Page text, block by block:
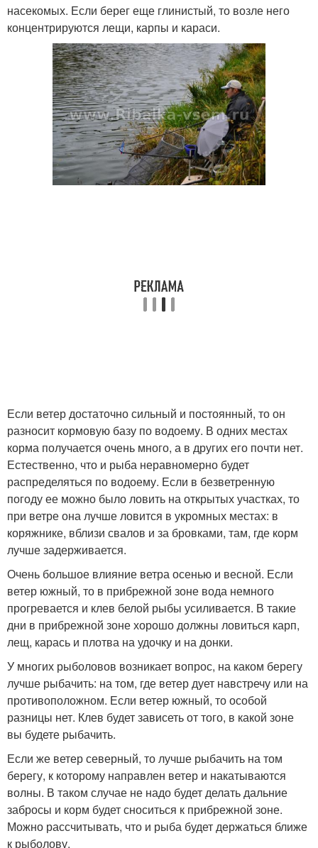
насекомых. Если берег еще глинистый, то возле него
концентрируются лещи, карпы и караси.
Если ветер достаточно сильный и постоянный, то он
разносит кормовую базу по водоему. В одних местах
корма получается очень много, а в других его почти нет.
Естественно, что и рыба неравномерно будет
распределяться по водоему. Если в безветренную
погоду ее можно было ловить на открытых участках, то
при ветре она лучше ловится в укромных местах: в
коряжнике, вблизи свалов и за бровками, там, где корм
лучше задерживается.
Очень большое влияние ветра осенью и весной. Если
ветер южный, то в прибрежной зоне вода немного
прогревается и клев белой рыбы усиливается. В такие
дни в прибрежной зоне хорошо должны ловиться карп,
лещ, карась и плотва на удочку и на донки.
У многих рыболовов возникает вопрос, на каком берегу
лучше рыбачить: на том, где ветер дует навстречу или на
противоположном. Если ветер южный, то особой
разницы нет. Клев будет зависеть от того, в какой зоне
вы будете рыбачить.
Если же ветер северный, то лучше рыбачить на том
берегу, к которому направлен ветер и накатываются
волны. В таком случае не надо будет делать дальние
забросы и корм будет сноситься к прибрежной зоне.
Можно рассчитывать, что и рыба будет держаться ближе
к рыболову.